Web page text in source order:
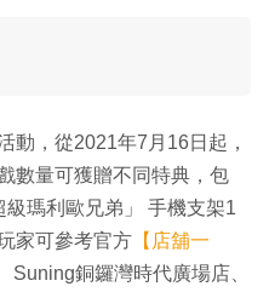
動，從2021年7月16日起，
數量可獲贈不同特典，包
瑪利歐兄弟」 手機支架1
家可參考官方 【店舖一
Suning銅鑼灣時代廣場店、